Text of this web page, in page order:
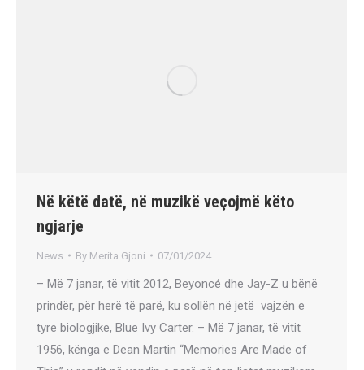
Në këtë datë, në muzikë veçojmë këto
ngjarje
News By Merita Gjoni 07/01/2024
– Më 7 janar, të vitit 2012, Beyoncé dhe Jay-Z u bënë
prindër, për herë të parë, ku sollën në jetë vajzën e
tyre biologjike, Blue Ivy Carter. – Më 7 janar, të vitit
1956, kënga e Dean Martin “Memories Are Made of